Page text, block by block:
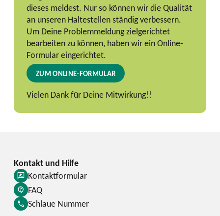
dieses meldest. Nur so können wir die Qualität
an unseren Haltestellen ständig verbessern.
Um Deine Problemmeldung zielgerichtet
bearbeiten zu können, haben wir ein Online-
Formular eingerichtet.
ZUM ONLINE-FORMULAR
Vielen Dank für Deine Mitwirkung!!
Kontaktformular
FAQ
Schlaue Nummer